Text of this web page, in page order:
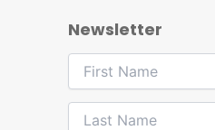
Newsletter